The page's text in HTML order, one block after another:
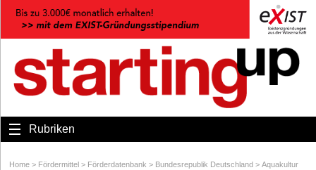
Rubriken
Home > Fördermittel > Förderdatenbank > Bundesrepublik Deutschland > Aquakultur